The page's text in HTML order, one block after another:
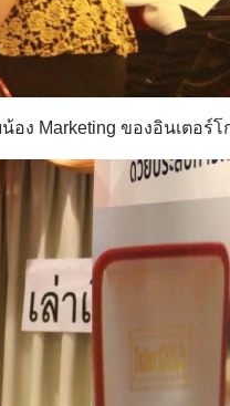
ง Marketing ของอินเตอร์โ